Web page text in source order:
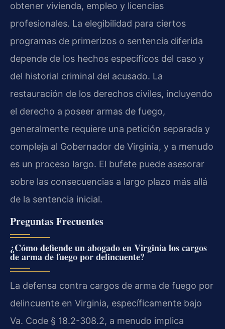
obtener vivienda, empleo y licencias
profesionales. La elegibilidad para ciertos
programas de primerizos o sentencia diferida
depende de los hechos específicos del caso y
del historial criminal del acusado. La
restauración de los derechos civiles, incluyendo
el derecho a poseer armas de fuego,
generalmente requiere una petición separada y
compleja al Gobernador de Virginia, y a menudo
es un proceso largo. El bufete puede asesorar
sobre las consecuencias a largo plazo más allá
de la sentencia inicial.
Preguntas Frecuentes
¿Cómo defiende un abogado en Virginia los cargos
de arma de fuego por delincuente?
La defensa contra cargos de arma de fuego por
delincuente en Virginia, específicamente bajo
Va. Code § 18.2-308.2, a menudo implica